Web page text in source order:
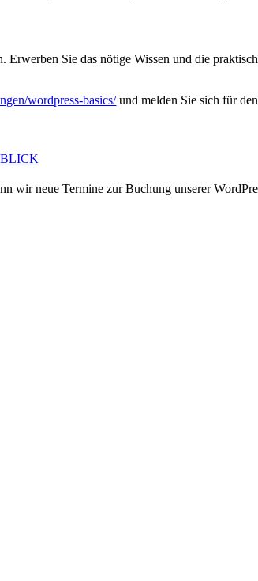
Sie das nötige Wissen und die
wordpress-basics/und melden Sie sich für
wir neue Termine zur Buchung unserer